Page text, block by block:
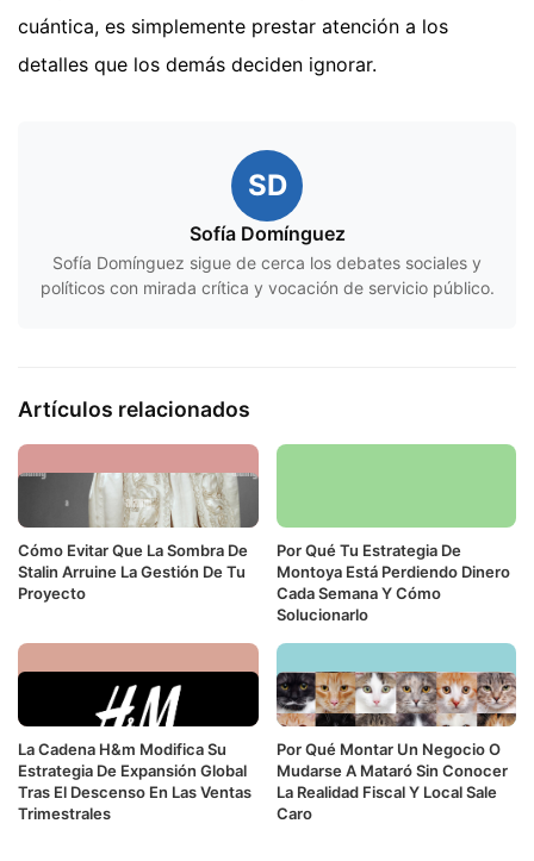
cuántica, es simplemente prestar atención a los
detalles que los demás deciden ignorar.
SD
Sofía Domínguez
Sofía Domínguez sigue de cerca los debates sociales y
políticos con mirada crítica y vocación de servicio público.
Artículos relacionados
Cómo Evitar Que La Sombra De
Stalin Arruine La Gestión De Tu
Proyecto
Por Qué Tu Estrategia De
Montoya Está Perdiendo Dinero
Cada Semana Y Cómo
Solucionarlo
La Cadena H&m Modifica Su
Estrategia De Expansión Global
Tras El Descenso En Las Ventas
Trimestrales
Por Qué Montar Un Negocio O
Mudarse A Mataró Sin Conocer
La Realidad Fiscal Y Local Sale
Caro